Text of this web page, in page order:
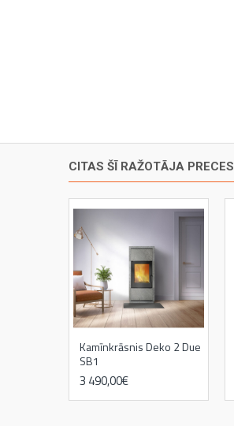
CITAS ŠĪ RAŽOTĀJA PRECES
Kamīnkrāsnis Deko 2 Due
SB1
3 490,00€